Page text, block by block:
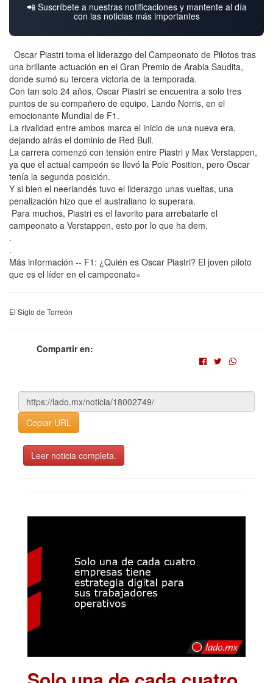
📲 Suscríbete a nuestras notificaciones y mantente al día
con las noticias más importantes
Oscar Piastri toma el liderazgo del Campeonato de Pilotos tras
una brillante actuación en el Gran Premio de Arabia Saudita,
donde sumó su tercera victoria de la temporada.
Con tan solo 24 años, Oscar Piastri se encuentra a solo tres
puntos de su compañero de equipo, Lando Norris, en el
emocionante Mundial de F1.
La rivalidad entre ambos marca el inicio de una nueva era,
dejando atrás el dominio de Red Bull.
La carrera comenzó con tensión entre Piastri y Max Verstappen,
ya que el actual campeón se llevó la Pole Position, pero Oscar
tenía la segunda posición.
Y si bien el neerlandés tuvo el liderazgo unas vueltas, una
penalización hizo que el australiano lo superara.
Para muchos, Piastri es el favorito para arrebatarle el
campeonato a Verstappen, esto por lo que ha dem.
.
.
Más información -- F1: ¿Quién es Oscar Piastri? El joven piloto
que es el líder en el campeonato»
El Siglo de Torreón
Compartir en:
Copiar URL
Leer noticia completa.